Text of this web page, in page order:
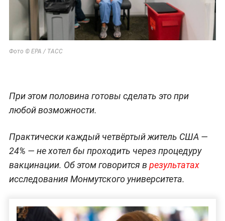
Фото © ЕРА / ТАСС
При этом половина готовы сделать это при
любой возможности.
Практически каждый четвёртый житель США —
24% — не хотел бы проходить через процедуру
вакцинации. Об этом говорится в результатах
исследования Монмутского университета.